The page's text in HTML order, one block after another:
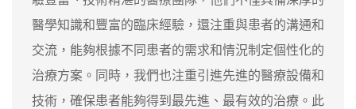
醫學知識和豐富的臨床經驗，還注重與患者的溝通和
交流，能夠根據不同患者的需求和情況制定個性化的
治療方案。同時，我們也注重引進先進的醫療設備和
技術，確保患者能夠得到最先進、最有效的治療。此